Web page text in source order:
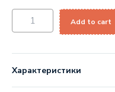
Add to cart
Характеристики